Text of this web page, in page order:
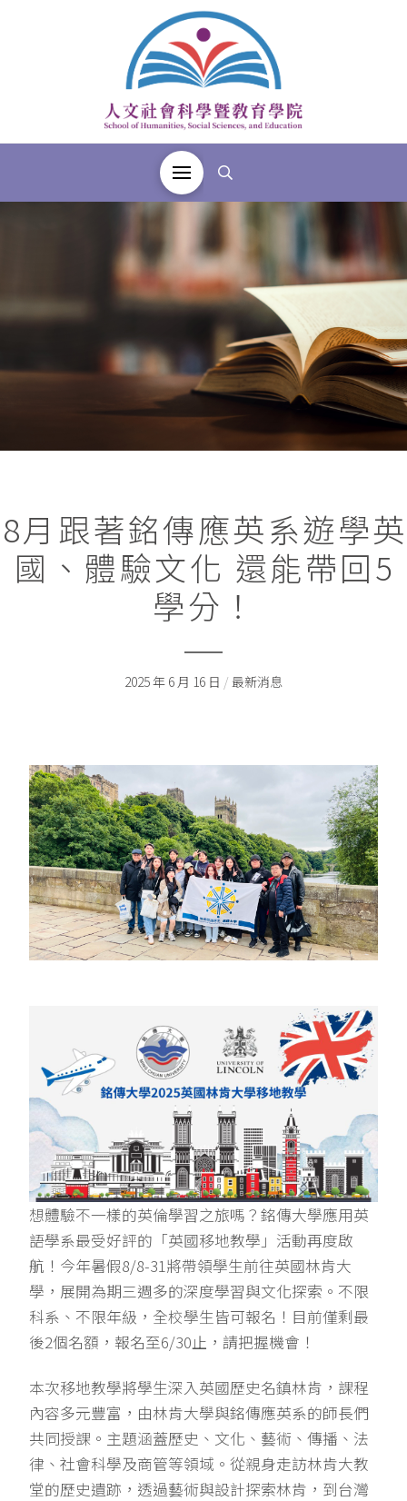
8月跟著銘傳應英系遊學英
國、體驗文化 還能帶回5
學分！
2025 年 6 月 16 日 / 最新消息
想體驗不一樣的英倫學習之旅嗎？銘傳大學應用英
語學系最受好評的「英國移地教學」活動再度啟
航！今年暑假8/8-31將帶領學生前往英國林肯大
學，展開為期三週多的深度學習與文化探索。不限
科系、不限年級，全校學生皆可報名！目前僅剩最
後2個名額，報名至6/30止，請把握機會！
本次移地教學將學生深入英國歷史名鎮林肯，課程
內容多元豐富，由林肯大學與銘傳應英系的師長們
共同授課。主題涵蓋歷史、文化、藝術、傳播、法
律、社會科學及商管等領域。從親身走訪林肯大教
堂的歷史遺跡，透過藝術與設計探索林肯，到台灣